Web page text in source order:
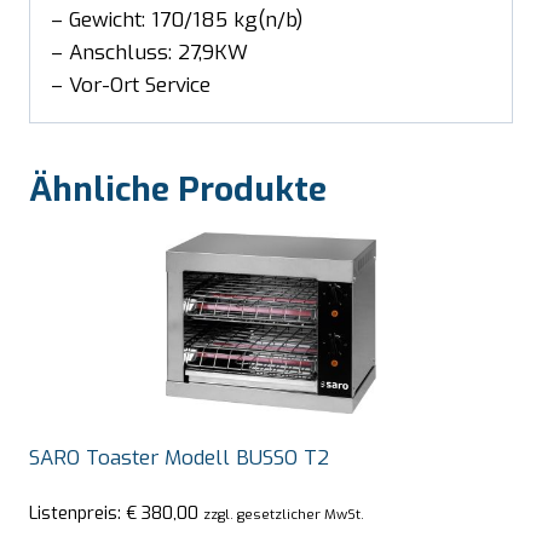
– Gewicht: 170/185 kg(n/b)
– Anschluss: 27,9KW
– Vor-Ort Service
Ähnliche Produkte
SARO Toaster Modell BUSSO T2
Listenpreis: € 380,00 zzgl. gesetzlicher MwSt.